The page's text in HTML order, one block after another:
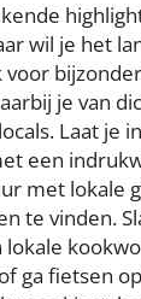
wil je het
voor
je van
Laat je
een
met lokale
te vinden.
ga fietsen